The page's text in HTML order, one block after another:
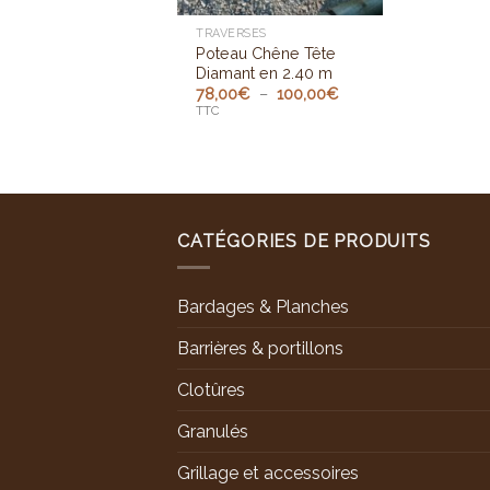
TRAVERSES
Poteau Chêne Tête
Diamant en 2.40 m
78,00€ – 100,00€Plage
TTC
CATÉGORIES DE PRODUITS
Bardages & Planches
Barrières & portillons
Clotûres
Granulés
Grillage et accessoires